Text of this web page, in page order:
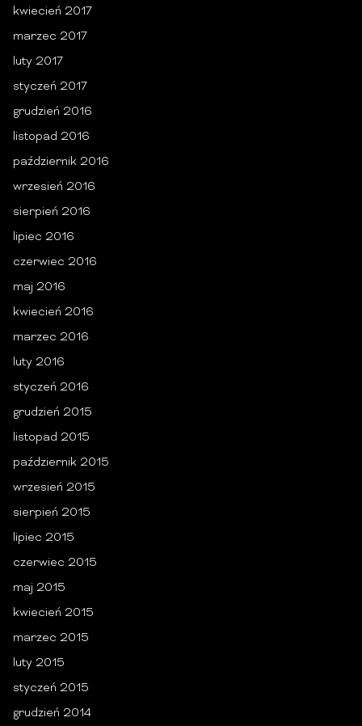
kwiecień 2017
marzec 2017
luty 2017
styczeń 2017
grudzień 2016
listopad 2016
październik 2016
wrzesień 2016
sierpień 2016
lipiec 2016
czerwiec 2016
maj 2016
kwiecień 2016
marzec 2016
luty 2016
styczeń 2016
grudzień 2015
listopad 2015
październik 2015
wrzesień 2015
sierpień 2015
lipiec 2015
czerwiec 2015
maj 2015
kwiecień 2015
marzec 2015
luty 2015
styczeń 2015
grudzień 2014